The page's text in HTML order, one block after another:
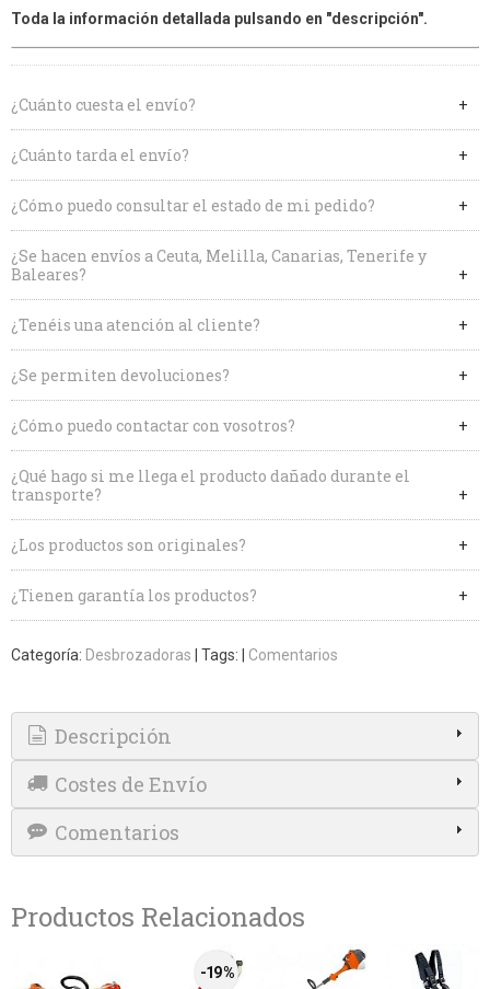
Toda la información detallada pulsando en "descripción".
¿Cuánto cuesta el envío?
¿Cuánto tarda el envío?
¿Cómo puedo consultar el estado de mi pedido?
¿Se hacen envíos a Ceuta, Melilla, Canarias, Tenerife y
Baleares?
¿Tenéis una atención al cliente?
¿Se permiten devoluciones?
¿Cómo puedo contactar con vosotros?
¿Qué hago si me llega el producto dañado durante el
transporte?
¿Los productos son originales?
¿Tienen garantía los productos?
Categoría: Desbrozadoras Tags: Comentarios
Descripción
Costes de Envío
Comentarios
Productos Relacionados